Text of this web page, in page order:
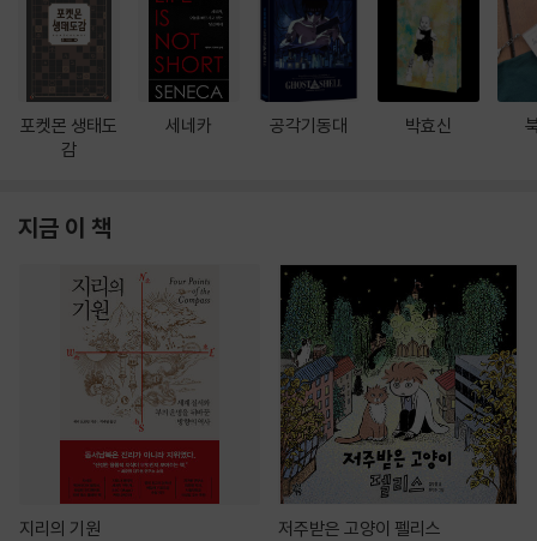
포켓몬 생태도
감
세네카 공각기동대 박효신
지금 이 책
지리의 기원 저주받은 고양이 펠리스